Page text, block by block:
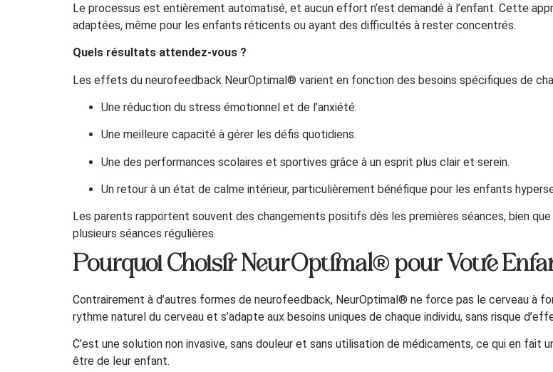
Le processus est entièrement automatisé, et aucun effort n’est demandé à l’enfant. Cette
adaptées, même pour les enfants réticents ou ayant des difficultés à rester concentrés.
Quels résultats attendez-vous ?
Les effets du neurofeedback NeurOptimal® varient en fonction des besoins spécifiques de
Une réduction du stress émotionnel et de l’anxiété.
Une meilleure capacité à gérer les défis quotidiens.
Une des performances scolaires et sportives grâce à un esprit plus clair et serein.
Un retour à un état de calme intérieur, particulièrement bénéfique pour les enfants
Les parents rapportent souvent des changements positifs dès les premières séances, bien
plusieurs séances régulières.
Pourquoi Choisir NeurOptimal® pour Votre
Contrairement à d’autres formes de neurofeedback, NeurOptimal® ne force pas le cerveau à
rythme naturel du cerveau et s’adapte aux besoins uniques de chaque individu, sans risque
C’est une solution non invasive, sans douleur et sans utilisation de médicaments, ce qui en
être de leur enfant.